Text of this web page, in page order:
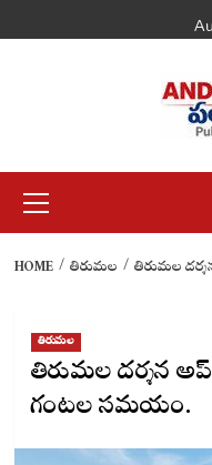
to
Menu
HOME తిరుమల తిరుమల
తిరుమల
తిరుమల దర్శన
గంటల సమయం.